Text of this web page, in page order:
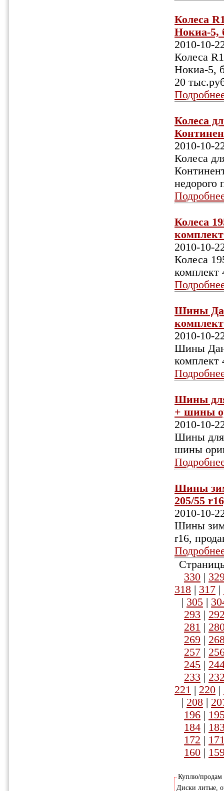
Колеса
Нокиа-5,
2010-10-
Колеса
Нокиа-5,
20
Колеса
2010-10-
Колеса
недорого
Колеса
2010-10-
Колеса
комплект
Шины
2010-10-
Шины
комплект
Шины для
+ шины
2010-10-
Шины для
шины
Шины
205/55
2010-10-
Шины
r16,
330 |
318 | 317 |
| 305 |
293 |
281 |
269 |
257 |
245 |
233 |
221 | 220 |
| 208 |
196 |
184 |
172 |
160 |
Куплю/
Диски литые,